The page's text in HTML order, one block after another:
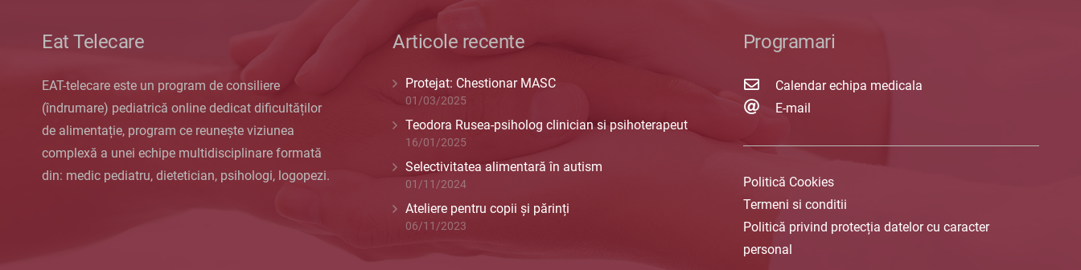
Eat Telecare
EAT-telecare este un program de consiliere
(îndrumare) pediatrică online dedicat dificultăților
de alimentație, program ce reunește viziunea
complexă a unei echipe multidisciplinare formată
din: medic pediatru, dietetician, psihologi, logopezi.
Articole recente
Protejat: Chestionar MASC
01/03/2025
Teodora Rusea-psiholog clinician si psihoterapeut
16/01/2025
Selectivitatea alimentară în autism
01/11/2024
Ateliere pentru copii și părinți
06/11/2023
Programari
Calendar echipa medicala
E-mail
Politică Cookies
Termeni si conditii
Politică privind protecția datelor cu caracter
personal